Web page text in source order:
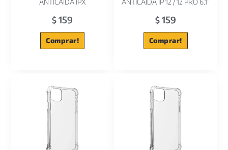
ANTICAIDA IPX
$ 159
Comprar!
ANTICAIDA IP 12 / 12 PRO 6.1"
$159
Comprar!